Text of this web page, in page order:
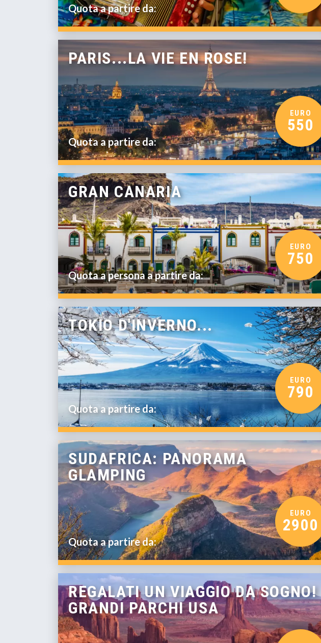
Quota a partire da:
PARIS...LA VIE EN ROSE!
Quota a partire da:
EURO
550
GRAN CANARIA
Quota a persona a partire da:
EURO
750
TOKIO D'INVERNO...
Quota a partire da:
EURO
790
SUDAFRICA: PANORAMA
GLAMPING
Quota a partire da:
EURO
2900
REGALATI UN VIAGGIO DA SOGNO!
GRANDI PARCHI USA